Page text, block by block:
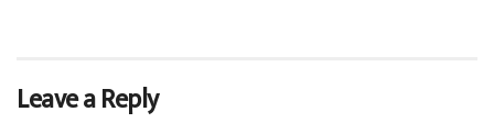
Leave a Reply